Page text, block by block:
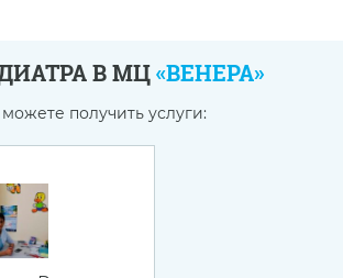
В МЦ«ВЕНЕРА»
получить услуги: